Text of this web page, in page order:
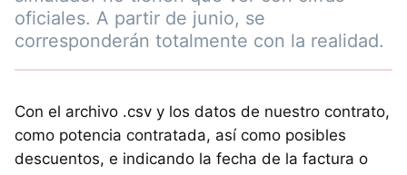
oficiales. A partir de junio, se
corresponderán totalmente con la realidad.
Con el archivo .csv y los datos de nuestro contrato,
como potencia contratada, así como posibles
descuentos, e indicando la fecha de la factura o